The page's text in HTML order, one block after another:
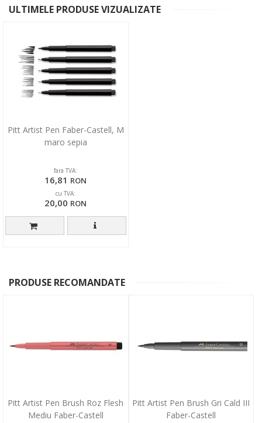
ULTIMELE PRODUSE VIZUALIZATE
Pitt Artist Pen Faber-Castell, M
maro sepia
fara TVA:
16,81 RON
cu TVA:
20,00 RON
PRODUSE RECOMANDATE
Pitt Artist Pen Brush Roz Flesh
Mediu Faber-Castell
Pitt Artist Pen Brush Gri Cald III
Faber-Castell